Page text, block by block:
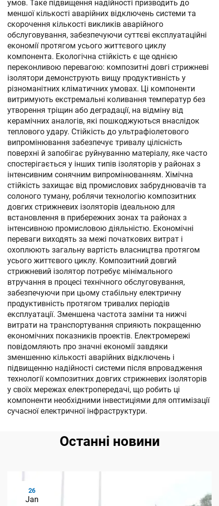
умов. Таке підвищення надійності призводить до
меншої кількості аварійних відключень системи та
скорочення кількості викликів аварійного
обслуговування, забезпечуючи суттєві експлуатаційні
економії протягом усього життєвого циклу
компонента. Екологічна стійкість є ще однією
переконливою перевагою: композитні довгі стрижневі
ізолятори демонструють вищу продуктивність у
різноманітних кліматичних умовах. Ці компоненти
витримують екстремальні коливання температур без
утворення тріщин або деградації, на відміну від
керамічних аналогів, які пошкоджуються внаслідок
теплового удару. Стійкість до ультрафіолетового
випромінювання забезпечує тривалу цілісність
поверхні й запобігає руйнуванню матеріалу, яке часто
спостерігається у інших типів ізоляторів у районах з
інтенсивним сонячним випромінюванням. Хімічна
стійкість захищає від промислових забруднювачів та
солоного туману, роблячи технологію композитних
довгих стрижневих ізоляторів ідеальною для
встановлення в прибережних зонах та районах з
інтенсивною промисловою діяльністю. Економічні
переваги виходять за межі початкових витрат і
охоплюють загальну вартість власництва протягом
усього життєвого циклу. Композитний довгий
стрижневий ізолятор потребує мінімального
втручання в процесі технічного обслуговування,
забезпечуючи при цьому стабільну електричну
продуктивність протягом тривалих періодів
експлуатації. Зменшена частота заміни та нижчі
витрати на транспортування сприяють покращенню
економічних показників проектів. Електромережі
повідомляють про значні економії завдяки
зменшенню кількості аварійних відключень і
підвищенню надійності системи після впровадження
технології композитних довгих стрижневих ізоляторів
у своїх мережах електропередачі, що робить ці
компоненти необхідними інвестиціями для оптимізації
сучасної електричної інфраструктури.
Останні новини
26
Jan